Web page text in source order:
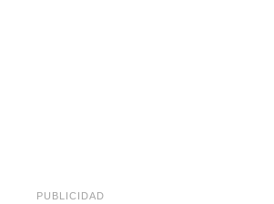
PUBLICIDAD